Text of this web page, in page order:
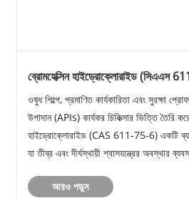
ব্রোমহেক্সিন হাইড্রোক্লোরাইড (সিএএস
ওষুধ শিল্পে, প্রমাণিত কার্যকারিতা এবং সুরক্ষা
উপাদান (APIs) কার্যকর চিকিত্সার ভিত্তি তৈরি
হাইড্রোক্লোরাইড (CAS 611-75-6) একটি
যা তীব্র এবং দীর্ঘস্থায়ী শ্বাসযন্ত্রের অবস্থার
আরও পড়ুন